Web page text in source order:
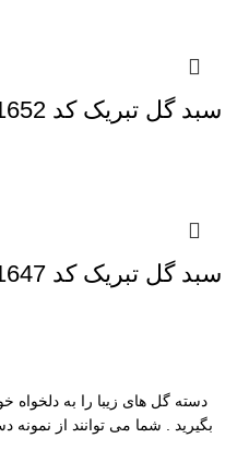
سبد گل تبریک کد 1652
سبد گل تبریک کد 1647
دسته گل های زیبا را به دلخواه
بگیرید . شما می توانند از